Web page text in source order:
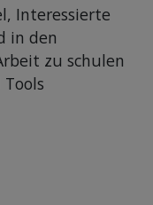
Interessierte
in den
zu schulen